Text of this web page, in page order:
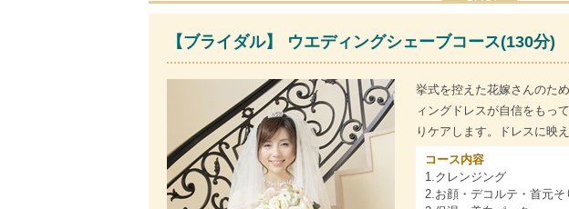
【ブライダル】 ウエディングシェーブコース(130分)
挙式を控えた花嫁さんのた
ィングドレスが自信をもっ
りケアします。ドレスに映
コース内容
1.クレンジング
2.お顔・デコルテ・首元そ